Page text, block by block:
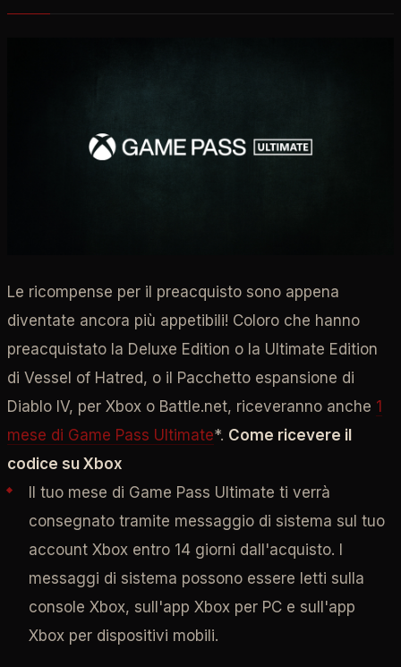
Le ricompense per il preacquisto sono appena
diventate ancora più appetibili! Coloro che hanno
preacquistato la Deluxe Edition o la Ultimate Edition
di Vessel of Hatred, o il Pacchetto espansione di
Diablo IV, per Xbox o Battle.net, riceveranno anche 1
mese di Game Pass Ultimate*. Come ricevere il
codice su Xbox
Il tuo mese di Game Pass Ultimate ti verrà
consegnato tramite messaggio di sistema sul tuo
account Xbox entro 14 giorni dall'acquisto. I
messaggi di sistema possono essere letti sulla
console Xbox, sull'app Xbox per PC e sull'app
Xbox per dispositivi mobili.